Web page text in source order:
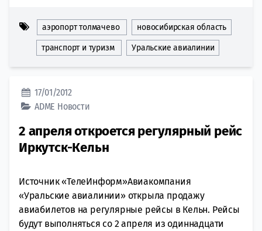
аэропорт толмачево новосибирская область
транспорт и туризм Уральские авиалинии
17/01/2012
ADME Новости
2 апреля откроется регулярный рейс
Иркутск-Кельн
Источник «ТелеИнформ»Авиакомпания
«Уральские авиалинии» открыла продажу
авиабилетов на регулярные рейсы в Кельн. Рейсы
будут выполняться со 2 апреля из одиннадцати